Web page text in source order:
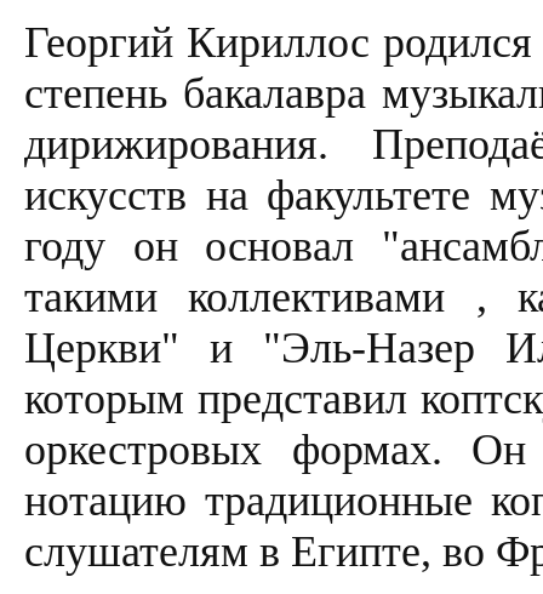
Георгий Кириллос
степень бакалавра
дирижирования.
искусств на факультете
году он основал
такими коллективами ,
Церкви" и "Эль-Назер
которым представил
оркестровых формах.
нотацию традиционные
слушателям в Египте, во